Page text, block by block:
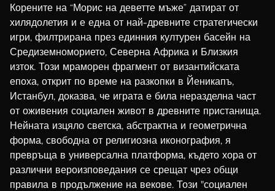
Корените на “Морис на деветте мъже” датират от
хилядолетия и е една от най-древните стратегически
игри, филтрирана през единния културен басейн на
Средиземноморието, Северна Африка и Близкия
изток. Този мраморен фрагмент от византийската
епоха, открит по време на разкопки в Йеникапъ,
Истанбул, доказва, че играта е била неразделна част
от оживения социален живот в древните пристанища.
Нейната изцяло светска, абстрактна и геометрична
форма, свободна от религиозна иконография, я
превръща в универсална платформа, където хора от
различни вероизповедания се срещат чрез общи
правила в продължение на векове. Този "социален
Vietnamese
Thai
Malay
Swahili
Tagalog
Amharic
Hausa
Catalan
Basque